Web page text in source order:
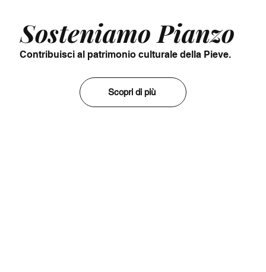
Sosteniamo Pianzo
Contribuisci al patrimonio culturale della Pieve.
Scopri di più